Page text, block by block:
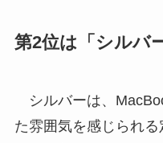
第2位は「シルバ
シルバーは、
た雰囲気を感じられ